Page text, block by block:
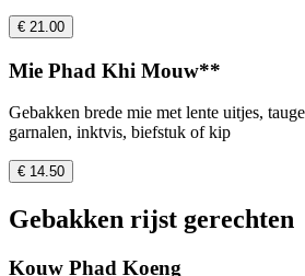
€ 21.00
Mie Phad Khi Mouw**
Gebakken brede mie met lente uitjes,
garnalen, inktvis, biefstuk of kip
€ 14.50
Gebakken rijst gerechten
Kouw Phad Koeng